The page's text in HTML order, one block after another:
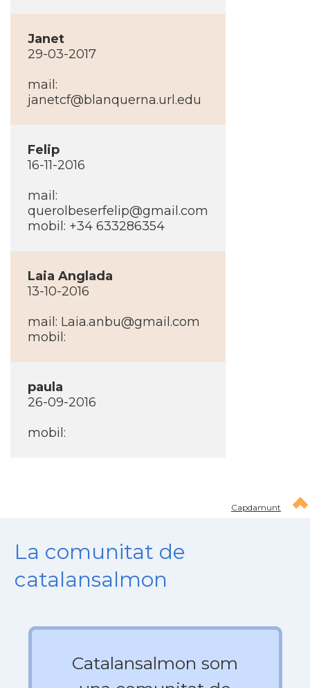
Janet
29-03-2017
mail:
janetcf@blanquerna.url.edu
Felip
16-11-2016
mail:
querolbeserfelip@gmail.com
mobil: +34 633286354
Laia Anglada
13-10-2016
mail: Laia.anbu@gmail.com
mobil:
paula
26-09-2016
mobil:
Capdamunt
La comunitat de
catalansalmon
Catalansalmon som